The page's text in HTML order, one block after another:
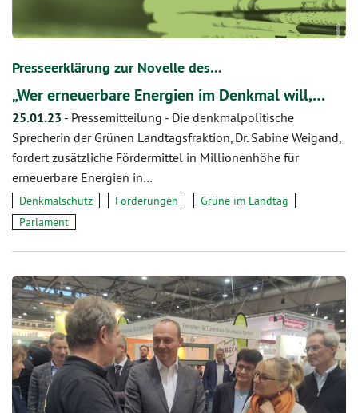
Presseerklärung zur Novelle des…
„Wer erneuerbare Energien im Denkmal will,…
25.01.23 - Pressemitteilung - Die denkmalpolitische
Sprecherin der Grünen Landtagsfraktion, Dr. Sabine Weigand,
fordert zusätzliche Fördermittel in Millionenhöhe für
erneuerbare Energien in…
Denkmalschutz Forderungen
Grüne im Landtag
Parlament